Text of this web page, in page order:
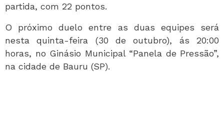
partida, com 22 pontos.
O próximo duelo entre as duas equipes será
nesta quinta-feira (30 de outubro), ás 20:00
horas, no Ginásio Municipal “Panela de Pressão”,
na cidade de Bauru (SP).